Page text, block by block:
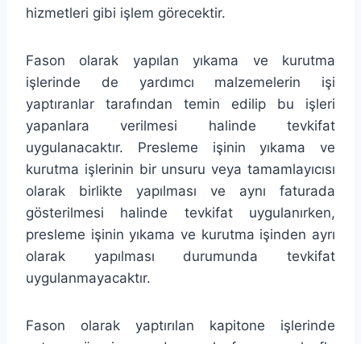
hizmetleri gibi işlem görecektir.
Fason olarak yapılan yıkama ve kurutma
işlerinde de yardımcı malzemelerin işi
yaptıranlar tarafından temin edilip bu işleri
yapanlara verilmesi halinde tevkifat
uygulanacaktır. Presleme işinin yıkama ve
kurutma işlerinin bir unsuru veya tamamlayıcısı
olarak birlikte yapılması ve aynı faturada
gösterilmesi halinde tevkifat uygulanırken,
presleme işinin yıkama ve kurutma işinden ayrı
olarak yapılması durumunda tevkifat
uygulanmayacaktır.
Fason olarak yaptırılan kapitone işlerinde